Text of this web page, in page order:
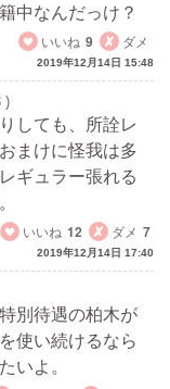
中なんだっけ？
いいね 9 ダメ
2019年12月14日 15:48
)
しても、所詮レ
まけに怪我は多
ギュラー張れる
いいね 12 ダメ 7
2019年12月14日 17:40
別待遇の柏木が
使い続けるなら
いよ。